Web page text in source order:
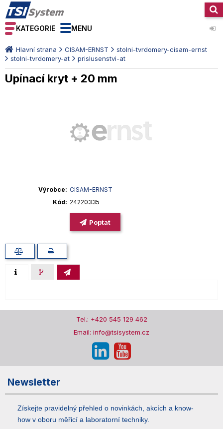
KATEGORIE MENU
Hlavní strana CISAM-ERNST
stolni-tvrdomery-cisam-ernst
stolni-tvrdomery-at
prislusenstvi-at
Upínací kryt + 20 mm
Výrobce
CISAM-ERNST
Kód
24220335
Poptat
Tel.: +420 545 129 462
Email: info@tsisystem.cz
Newsletter
Získejte pravidelný přehled o novinkách, akcích a know-
how v oboru měřicí a laboratorní techniky.